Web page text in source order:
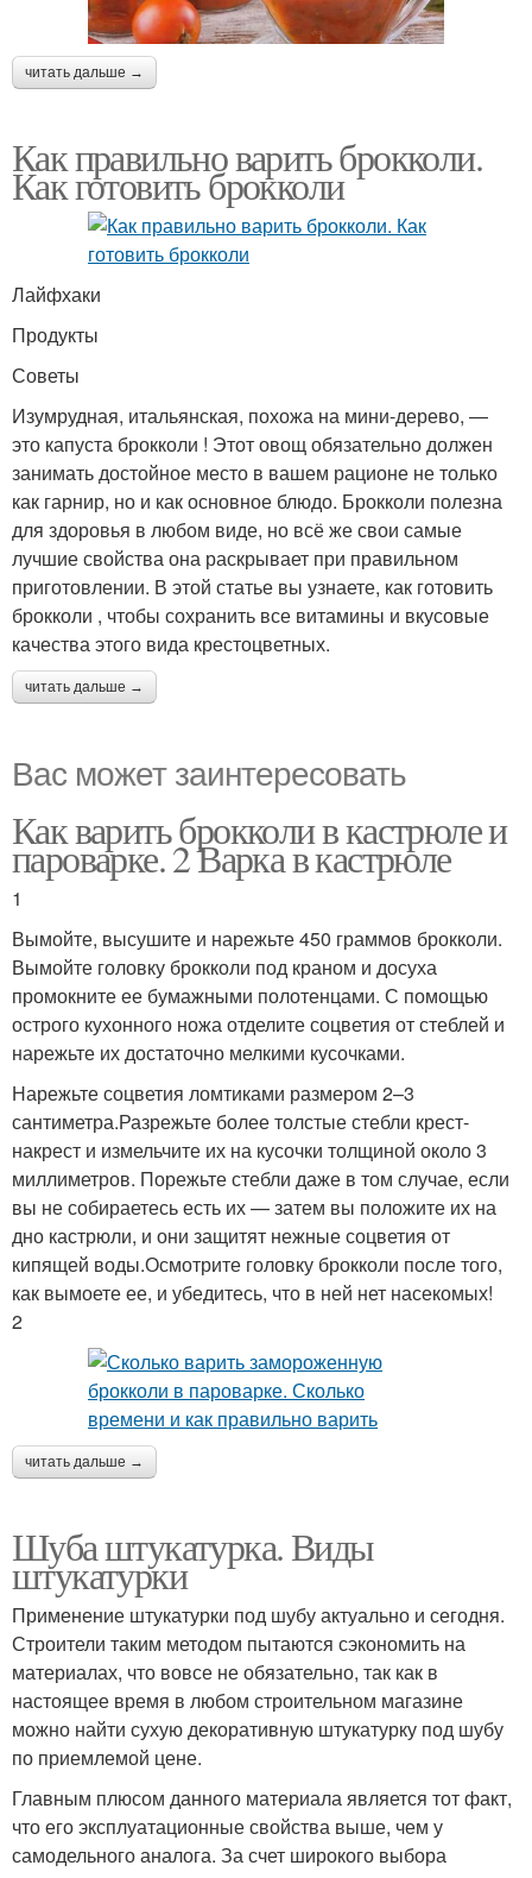
читать дальше →
Как правильно варить брокколи.
Как готовить брокколи
Лайфхаки
Продукты
Советы
Изумрудная, итальянская, похожа на мини-дерево, —
это капуста брокколи ! Этот овощ обязательно должен
занимать достойное место в вашем рационе не только
как гарнир, но и как основное блюдо. Брокколи полезна
для здоровья в любом виде, но всё же свои самые
лучшие свойства она раскрывает при правильном
приготовлении. В этой статье вы узнаете, как готовить
брокколи , чтобы сохранить все витамины и вкусовые
качества этого вида крестоцветных.
читать дальше →
Вас может заинтересовать
Как варить брокколи в кастрюле и
пароварке. 2 Варка в кастрюле
1
Вымойте, высушите и нарежьте 450 граммов брокколи.
Вымойте головку брокколи под краном и досуха
промокните ее бумажными полотенцами. С помощью
острого кухонного ножа отделите соцветия от стеблей и
нарежьте их достаточно мелкими кусочками.
Нарежьте соцветия ломтиками размером 2–3
сантиметра.Разрежьте более толстые стебли крест-
накрест и измельчите их на кусочки толщиной около 3
миллиметров. Порежьте стебли даже в том случае, если
вы не собираетесь есть их — затем вы положите их на
дно кастрюли, и они защитят нежные соцветия от
кипящей воды.Осмотрите головку брокколи после того,
как вымоете ее, и убедитесь, что в ней нет насекомых!
2
читать дальше →
Шуба штукатурка. Виды
штукатурки
Применение штукатурки под шубу актуально и сегодня.
Строители таким методом пытаются сэкономить на
материалах, что вовсе не обязательно, так как в
настоящее время в любом строительном магазине
можно найти сухую декоративную штукатурку под шубу
по приемлемой цене.
Главным плюсом данного материала является тот факт,
что его эксплуатационные свойства выше, чем у
самодельного аналога. За счет широкого выбора